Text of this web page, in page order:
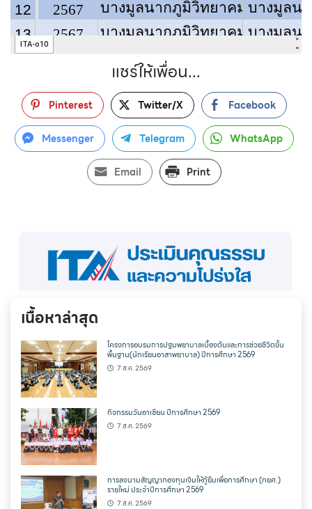
แชร์ให้เพื่อน...
Pinterest Twitter/X Facebook
Messenger Telegram WhatsApp
Email Print
เนื้อหาล่าสุด
โครงการอบรมการปฐมพยาบาลเบื้องต้นและการช่วยชีวิตขั้น
พื้นฐาน(นักเรียนอาสาพยาบาล) ปีการศึกษา 2569
7 ส.ค. 2569
กิจกรรมวันอาเซียน ปีการศึกษา 2569
7 ส.ค. 2569
การลงนามสัญญากองทุนเงินให้กู้ยืมเพื่อการศึกษา (กยศ.)
รายใหม่ ประจำปีการศึกษา 2569
7 ส.ค. 2569